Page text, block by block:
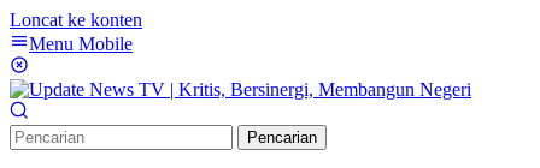
Loncat ke konten
Menu Mobile
Pencarian